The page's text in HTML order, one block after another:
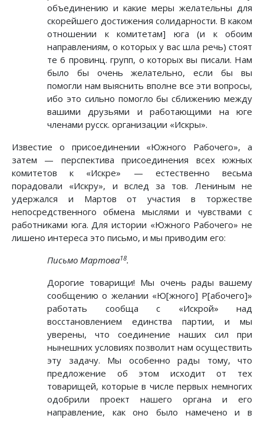
объединению и какие меры желательны для
скорейшего достижения солидарности. В каком
отношении к комитетам] юга (и к обоим
направлениям, о которых у вас шла речь) стоят
те 6 провинц. групп, о которых вы писали. Нам
было бы очень желательно, если бы вы
помогли нам выяснить вполне все эти вопросы,
ибо это сильно помогло бы сближению между
вашими друзьями и работающими на юге
членами русск. организации «Искры».
Известие о присоединении «Южного Рабочего», а
затем — перспектива присоединения всех южных
комитетов к «Искре» — естественно весьма
порадовали «Искру», и вслед за тов. Лениным не
удержался и Мартов от участия в торжестве
непосредственного обмена мыслями и чувствами с
работниками юга. Для истории «Южного Рабочего» не
лишено интереса это письмо, и мы приводим его:
Письмо Мартова18.
Дорогие товарищи! Мы очень рады вашему
сообщению о желании «Ю[жного] Р[абочего]»
работать сообща с «Искрой» над
восстановлением единства партии, и мы
уверены, что соединение наших сил при
нынешних условиях позволит нам осуществить
эту задачу. Мы особенно рады тому, что
предложение об этом исходит от тех
товарищей, которые в числе первых немногих
одобрили проект нашего органа и его
направление, как оно было намечено и в